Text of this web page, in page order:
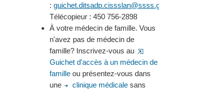
: guichet.ditsadp.cissslan@ssss.gouv.qc.ca
Télécopieur : 450 756-2898
À votre médecin de famille. Vous
n'avez pas de médecin de
famille? Inscrivez-vous au
Guichet d'accès à un médecin de
famille ou présentez-vous dans
une
clinique médicale sans